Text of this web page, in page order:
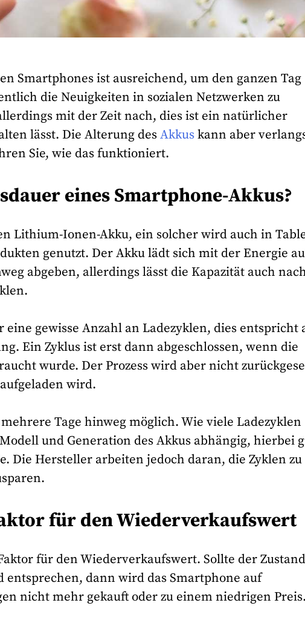
Smartphones ist ausreichend, um den ganzen Tag
die Neuigkeiten in sozialen Netzwerken zu
mit der Zeit nach, dies ist ein natürlicher
lässt. Die Alterung desAkkuskann aber
Sie, wie das funktioniert.
eines Smartphone-Akkus?
Lithium-Ionen-Akku, ein solcher wird auch in
genutzt. Der Akku lädt sich mit der Energie
abgeben, allerdings lässt die Kapazität auch
gewisse Anzahl an Ladezyklen, dies entspricht
Ein Zyklus ist erst dann abgeschlossen, wenn die
wurde. Der Prozess wird aber nicht
wird.
Tage hinweg möglich. Wie viele Ladezyklen
und Generation des Akkus abhängig, hierbei
Die Hersteller arbeiten jedoch daran, die Zyklen zu
für den Wiederverkaufswert
für den Wiederverkaufswert. Sollte der Zustand
dann wird das Smartphone auf
nicht mehr gekauft oder zu einem niedrigen Preis.